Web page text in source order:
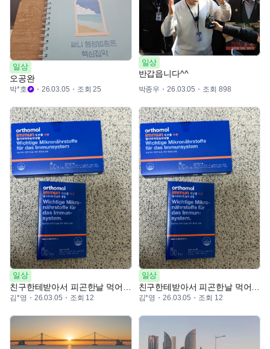
일상
오공완
박*호 26.03.05 조회 25
일상
반갑읍니다^^
박종우 26.03.05 조회 898
일상
김*영 26.03.05 조회 12
일상
김*영 26.03.05 조회 12